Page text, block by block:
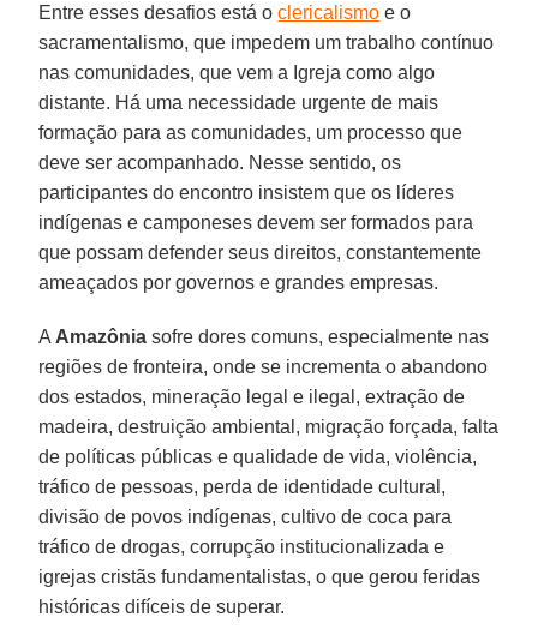
Entre esses desafios está oclericalismo e o
sacramentalismo, que impedem um trabalho contínuo
nas comunidades, que vem a Igreja como algo
distante. Há uma necessidade urgente de mais
formação para as comunidades, um processo que
deve ser acompanhado. Nesse sentido, os
participantes do encontro insistem que os líderes
indígenas e camponeses devem ser formados para
que possam defender seus direitos, constantemente
ameaçados por governos e grandes empresas.
A Amazônia sofre dores comuns, especialmente nas
regiões de fronteira, onde se incrementa o abandono
dos estados, mineração legal e ilegal, extração de
madeira, destruição ambiental, migração forçada, falta
de políticas públicas e qualidade de vida, violência,
tráfico de pessoas, perda de identidade cultural,
divisão de povos indígenas, cultivo de coca para
tráfico de drogas, corrupção institucionalizada e
igrejas cristãs fundamentalistas, o que gerou feridas
históricas difíceis de superar.